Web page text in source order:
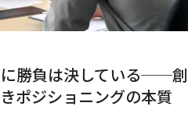
勝負は決している──創
ポジショニングの本質